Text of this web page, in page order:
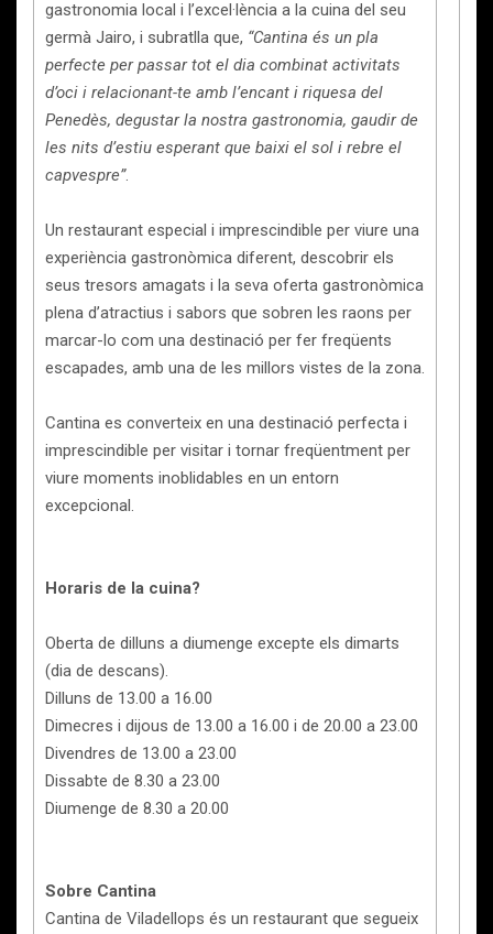
gastronomia local i l’excel·lència a la cuina del seu
germà Jairo, i subratlla que, “Cantina és un pla
perfecte per passar tot el dia combinat activitats
d’oci i relacionant-te amb l’encant i riquesa del
Penedès, degustar la nostra gastronomia, gaudir de
les nits d’estiu esperant que baixi el sol i rebre el
capvespre”.
Un restaurant especial i imprescindible per viure una
experiència gastronòmica diferent, descobrir els
seus tresors amagats i la seva oferta gastronòmica
plena d’atractius i sabors que sobren les raons per
marcar-lo com una destinació per fer freqüents
escapades, amb una de les millors vistes de la zona.
Cantina es converteix en una destinació perfecta i
imprescindible per visitar i tornar freqüentment per
viure moments inoblidables en un entorn
excepcional.
Horaris de la cuina?
Oberta de dilluns a diumenge excepte els dimarts
(dia de descans).
Dilluns de 13.00 a 16.00
Dimecres i dijous de 13.00 a 16.00 i de 20.00 a 23.00
Divendres de 13.00 a 23.00
Dissabte de 8.30 a 23.00
Diumenge de 8.30 a 20.00
Sobre Cantina
Cantina de Viladellops és un restaurant que segueix